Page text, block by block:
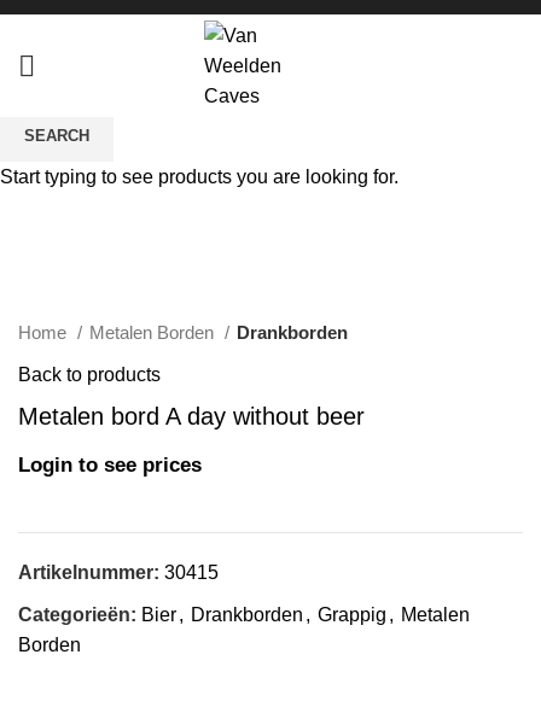
Home Metalen Borden Drankborden
Back to products
Metalen bord A day without beer
Login to see prices
Artikelnummer: 30415
Categorieën: Bier, Drankborden , Grappig , Metalen
Borden
SEARCH
Start typing to see products you are looking for.